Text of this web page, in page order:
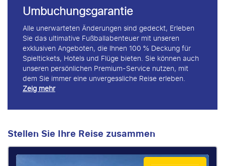
Umbuchungsgarantie
Alle unerwarteten Änderungen sind gedeckt, Erleben
Sie das ultimative Fußballabenteuer mit unseren
exklusiven Angeboten, die Ihnen 100 % Deckung für
Spieltickets, Hotels und Flüge bieten. Sie können auch
unseren persönlichen Premium-Service nutzen, mit
dem Sie immer eine unvergessliche Reise erleben.
Zeig mehr
Stellen Sie Ihre Reise zusammen